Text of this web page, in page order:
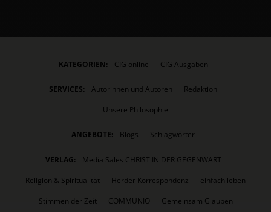
KATEGORIEN: CIG online CIG Ausgaben
SERVICES: Autorinnen und Autoren
Redaktion
Unsere Philosophie
ANGEBOTE: Blogs Schlagwörter
VERLAG:
Media Sales CHRIST IN DER GEGENWART
Religion & Spiritualität
Herder Korrespondenz
einfach leben
Stimmen der Zeit
COMMUNIO
Gemeinsam Glauben